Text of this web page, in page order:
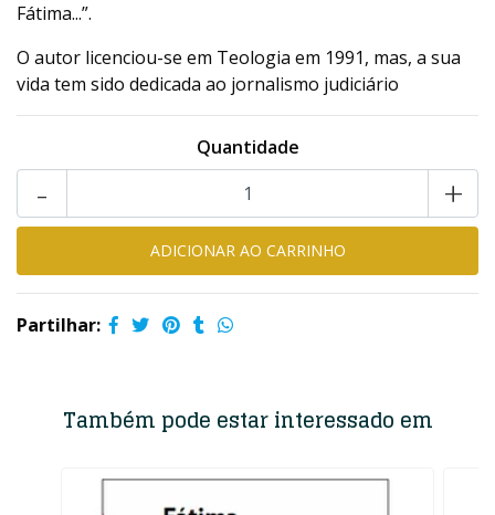
Fátima...”.
O autor licenciou-se em Teologia em 1991, mas, a sua
vida tem sido dedicada ao jornalismo judiciário
Quantidade
+
-
Partilhar:
Também pode estar interessado em